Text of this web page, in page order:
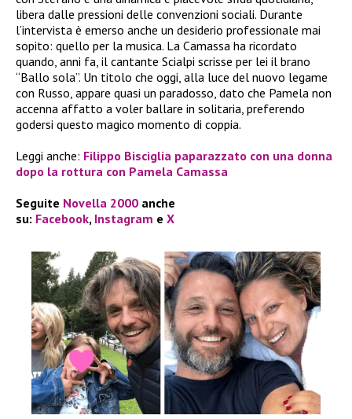
libera dalle pressioni delle convenzioni sociali. Durante
l’intervista è emerso anche un desiderio professionale mai
sopito: quello per la musica. La Camassa ha ricordato
quando, anni fa, il cantante Scialpi scrisse per lei il brano
“Ballo sola”. Un titolo che oggi, alla luce del nuovo legame
con Russo, appare quasi un paradosso, dato che Pamela non
accenna affatto a voler ballare in solitaria, preferendo
godersi questo magico momento di coppia.
Leggi anche: Filippo Bisciglia paparazzato con una donna
dopo la rottura con Pamela Camassa
Seguite Novella 2000 anche
su: Facebook, Instagram e X